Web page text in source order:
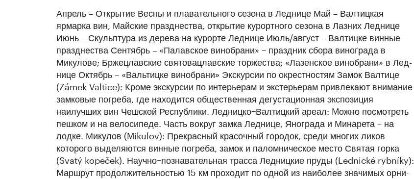
Апрель – Открытие Весны и плавательного сезона в Леднице Май – Валтицкая
ярмарка вин, Майские празднества, открытие курортного сезона в Лазних Леднице
Июнь – Скульптура из дерева на курорте Леднице Июль/август – Валтицке винные
празднества Сентябрь – «Палавское винобрани» − праздник сбо­ра винограда в
Микулове; Бржецлавские свято­вац­­лав­ские торжества; «Лазенское винобрани» в Лед­
нице Октябрь – «Вальтицке винобрани» Экскурсии по окрестностям Замок Валтице
(Zámek Valtice): Kроме экскурсии по интерьерам и экстерьерам привлекают внимание
замковые погреба, где находится общественная дегустационная экспозиция
наилучших вин Чеш­ской Республики. Ледницко−Валтицкий ареал: Mожно посмотреть
пешком и на велосипеде. Часть вокруг замка Лед­нице, Янограда и Минарета – на
лодке. Микулов (Mikulov): Прекрасный красочный городок, среди многих ликов
которого выделяются винные погреба, замок и паломническое место Святая горка
(Svatý kopeček). Научно−познавательная трасса Ледницкие пру­ды (Lednické rybníky):
Mаршрут продолжитель­ностью 15 км проходит по одной из наиболее зна­чимых орни­